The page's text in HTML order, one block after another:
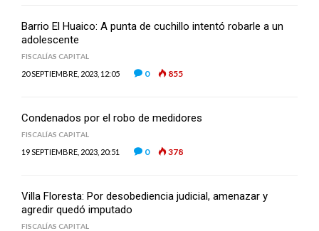
Barrio El Huaico: A punta de cuchillo intentó robarle a un
adolescente
FISCALÍAS CAPITAL
20 SEPTIEMBRE, 2023, 12:05 0 855
Condenados por el robo de medidores
FISCALÍAS CAPITAL
19 SEPTIEMBRE, 2023, 20:51 0 378
Villa Floresta: Por desobediencia judicial, amenazar y
agredir quedó imputado
FISCALÍAS CAPITAL